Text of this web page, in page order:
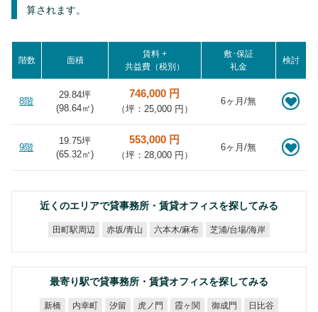
算されます。
階数 面積
賃料 +
共益費（税別）
敷･保証
礼金
検討
8階
29.84坪
(98.64㎡)
746,000 円
（坪：25,000 円）
6ヶ月/無
9階
19.75坪
(65.32㎡)
553,000 円
（坪：28,000 円）
6ヶ月/無
近くのエリアで貸事務所・賃貸オフィスを探してみる
田町駅周辺 赤坂/青山 六本木/麻布 芝浦/台場/海岸
最寄り駅で貸事務所・賃貸オフィスを探してみる
新橋 内幸町 汐留 虎ノ門 霞ヶ関 御成門 日比谷